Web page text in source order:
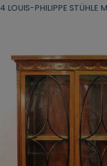
4 LOUIS-PHILIPPE STÜHLE